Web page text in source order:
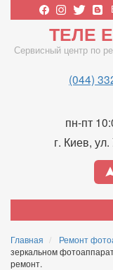
содержаниюТЕЛЕ
Сервисный центр по
(044)
пн-пт
г. Киев,
navigation
Главная Ремонт
зеркальном
ремонт.